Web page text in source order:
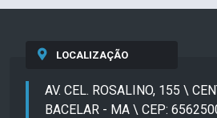
LOCALIZAÇÃO
AV. CEL. ROSALINO, 155 \
BACELAR - MA \ CEP: